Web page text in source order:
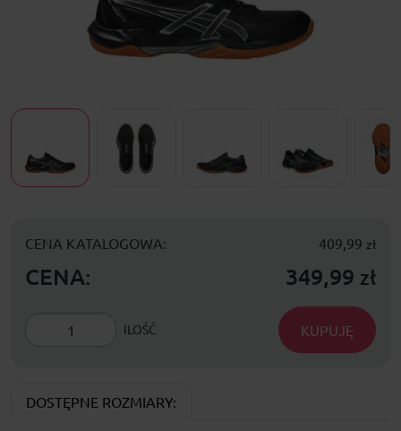
CENA KATALOGOWA: 409,99 zł
CENA: 349,99 zł
ILOŚĆ KUPUJĘ
DOSTĘPNE ROZMIARY: